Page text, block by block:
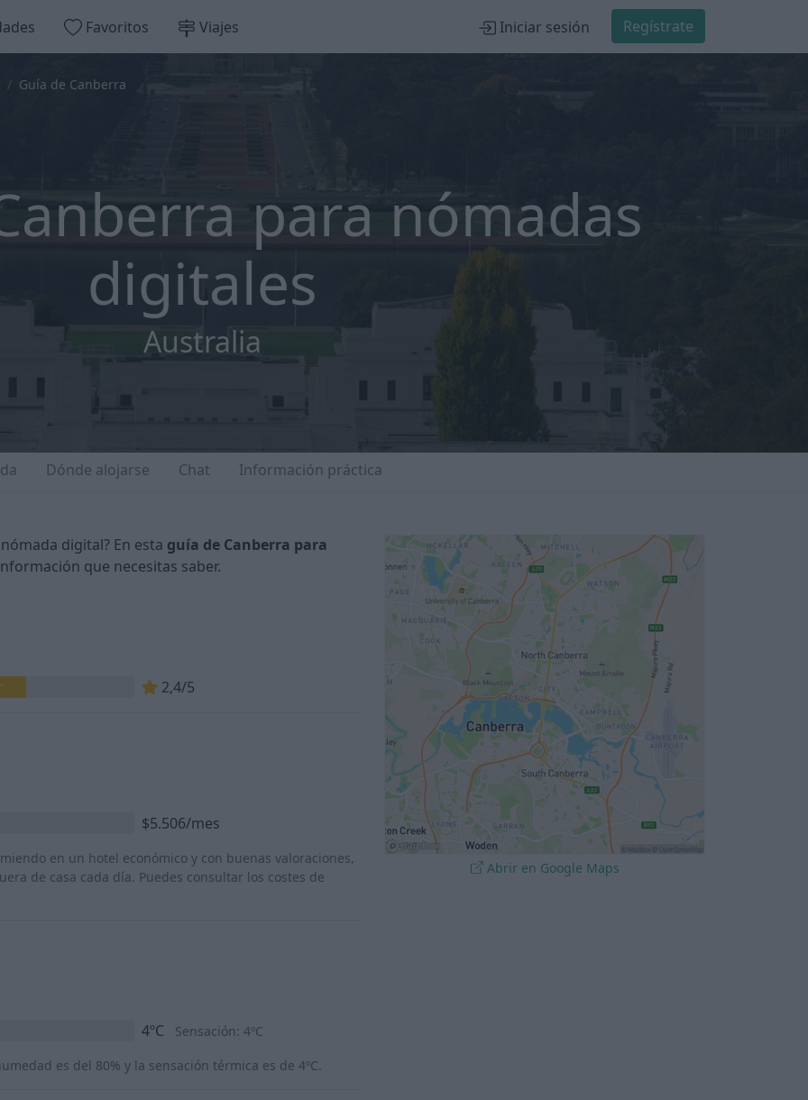
Favoritos Viajes Iniciar sesión Regístrate
Guía de Canberra
para nómadas
digitales
Australia
Dónde alojarse Chat Información práctica
digital? En esta guía de Canberra para
que necesitas saber.
2,4/5
$5.506/mes
en un hotel económico y con buenas valoraciones,
de casa cada día. Puedes consultar los costes de
4ºC
Sensación: 4ºC
es del 80% y la sensación térmica es de 4ºC.
Abrir en Google Maps